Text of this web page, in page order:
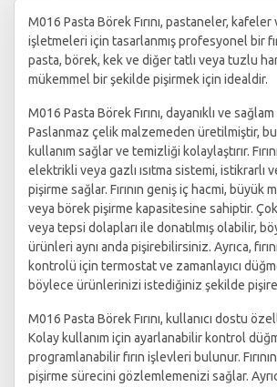
M016 Pasta Börek Fırını, pastaneler, kafeler
işletmeleri için tasarlanmış profesyonel bir
pasta, börek, kek ve diğer tatlı veya tuzlu
mükemmel bir şekilde pişirmek için idealdir.
M016 Pasta Börek Fırını, dayanıklı ve
Paslanmaz çelik malzemeden üretilmiştir,
kullanım sağlar ve temizliği kolaylaştırır.
elektrikli veya gazlı ısıtma sistemi, istikrarlı
pişirme sağlar. Fırının geniş iç hacmi, büyük
veya börek pişirme kapasitesine sahiptir.
veya tepsi dolapları ile donatılmış olabilir,
ürünleri aynı anda pişirebilirsiniz. Ayrıca,
kontrolü için termostat ve zamanlayıcı
böylece ürünlerinizi istediğiniz şekilde
M016 Pasta Börek Fırını, kullanıcı dostu
Kolay kullanım için ayarlanabilir kontrol
programlanabilir fırın işlevleri bulunur.
pişirme sürecini gözlemlemenizi sağlar.